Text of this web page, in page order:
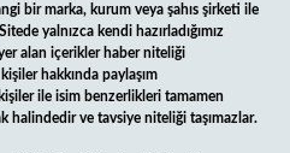
bir marka, kurum veya şahıs şirketi ile
yalnızca kendi hazırladığımız
alan içerikler haber niteliği
hakkında paylaşım
ile isim benzerlikleri tamamen
halindedir ve tavsiye niteliği taşımazlar.